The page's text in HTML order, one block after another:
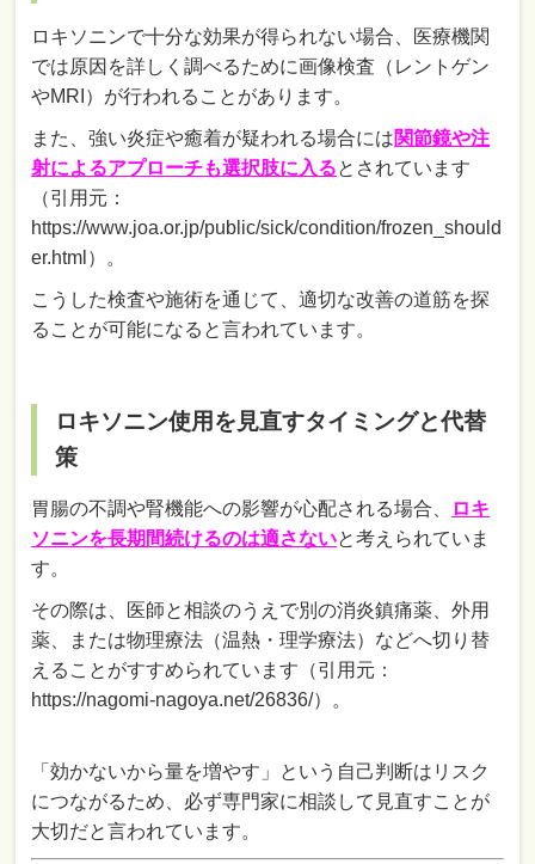
ロキソニンで十分な効果が得られない場合、医療機関
では原因を詳しく調べるために画像検査（レントゲン
やMRI）が行われることがあります。
また、強い炎症や癒着が疑われる場合には関節鏡や注
射によるアプローチも選択肢に入るとされています
（引用元：
https://www.joa.or.jp/public/sick/condition/frozen_should
er.html）。
こうした検査や施術を通じて、適切な改善の道筋を探
ることが可能になると言われています。
ロキソニン使用を見直すタイミングと代替
策
胃腸の不調や腎機能への影響が心配される場合、
ロキ
ソニンを長期間続けるのは適さないと考えられていま
す。
その際は、医師と相談のうえで別の消炎鎮痛薬、外用
薬、または物理療法（温熱・理学療法）などへ切り替
えることがすすめられています（引用元：
https://nagomi-nagoya.net/26836/）。
「効かないから量を増やす」という自己判断はリスク
につながるため、必ず専門家に相談して見直すことが
大切だと言われています。